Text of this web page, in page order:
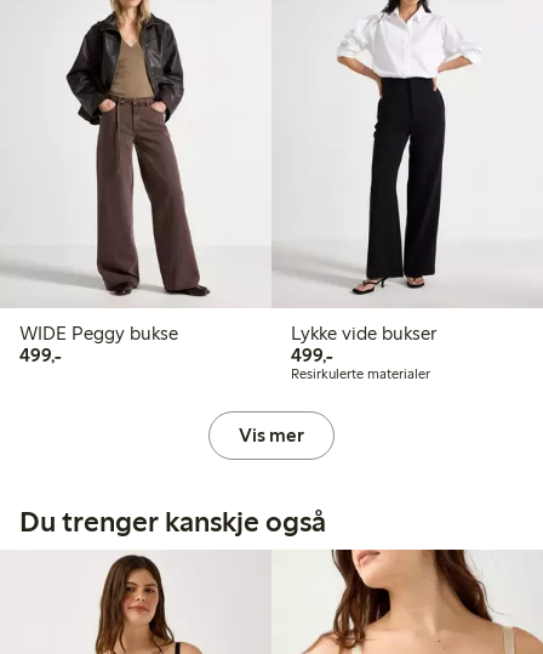
WIDE Peggy bukse
499,-499,00 kr
Lykke vide bukser
499,-499,00 kr
Resirkulerte materialer
Vis mer
Du trenger kanskje også